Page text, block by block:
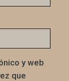
y web
que